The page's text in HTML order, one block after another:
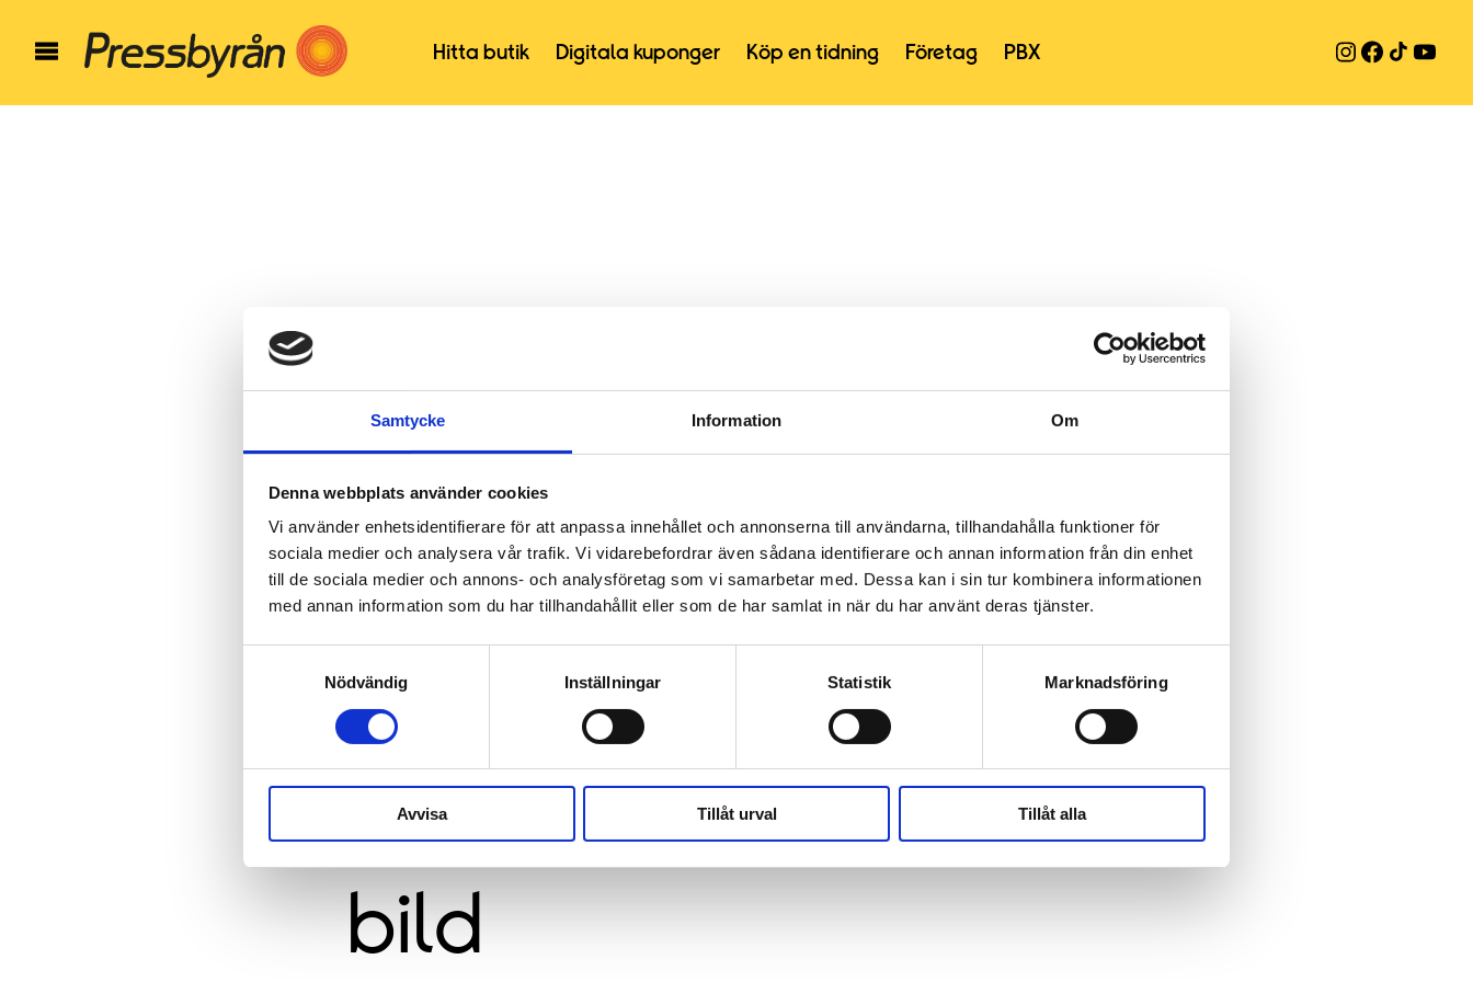
Samtycke Information Om
Denna webbplats använder cookies
Vi använder enhetsidentifierare för att anpassa innehållet och annonserna till användarna, tillhandahålla funktioner för
sociala medier och analysera vår trafik. Vi vidarebefordrar även sådana identifierare och annan information från din enhet
till de sociala medier och annons- och analysföretag som vi samarbetar med. Dessa kan i sin tur kombinera informationen
med annan information som du har tillhandahållit eller som de har samlat in när du har använt deras tjänster.
Nödvändig
Inställningar Statistik Marknadsföring
Avvisa Tillåt urval Tillåt alla
Hitta butik Digitala kuponger Köp en tidning Företag PBX
bild